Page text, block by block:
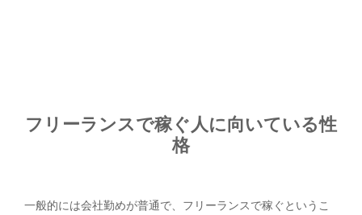
フリーランスで稼ぐ人に向いている性
格
一般的には会社勤めが普通で、フリーランスで稼ぐというこ